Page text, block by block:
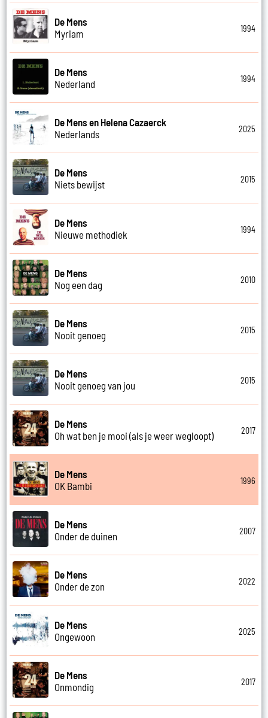
De Mens
Myriam
1994
De Mens
Nederland
1994
De Mens en Helena Cazaerck
Nederlands
2025
De Mens
Niets bewijst
2015
De Mens
Nieuwe methodiek
1994
De Mens
Nog een dag
2010
De Mens
Nooit genoeg
2015
De Mens
Nooit genoeg van jou
2015
De Mens
Oh wat ben je mooi (als je weer wegloopt)
2017
De Mens
OK Bambi
1996
De Mens
Onder de duinen
2007
De Mens
Onder de zon
2022
De Mens
Ongewoon
2025
De Mens
Onmondig
2017